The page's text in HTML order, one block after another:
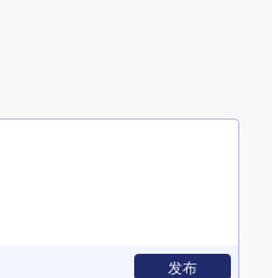
发布